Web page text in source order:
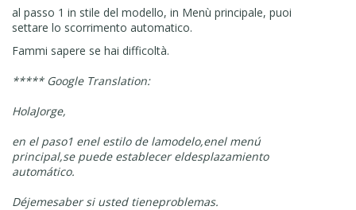
al passo 1 in stile del modello, in Menù principale, puoi
settare lo scorrimento automatico.
Fammi sapere se hai difficoltà.
***** Google Translation:
HolaJorge,
en el paso1 enel estilo de lamodelo,enel menú
principal,se puede establecer eldesplazamiento
automático.
Déjemesaber si usted tieneproblemas.